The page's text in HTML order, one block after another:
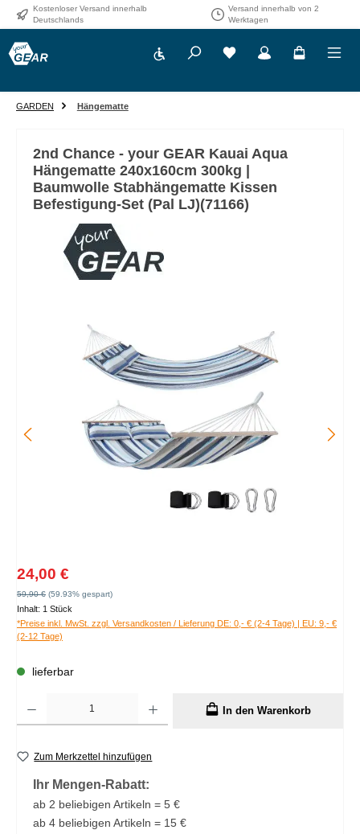
Zum Hauptinhalt springen
Kostenloser Versand innerhalb
Deutschlands
Versand innerhalb von 2
Werktagen
Werkzeugleiste anzeigen
GARDEN Hängematte
2nd Chance - your GEAR Kauai Aqua
Hängematte 240x160cm 300kg |
Baumwolle Stabhängematte Kissen
Befestigung-Set (Pal LJ)(71166)
Bildergalerie überspringen
Verkaufspreis:
24,00 €
Regulärer Preis:
59,90 € (59.93% gespart)
Inhalt: 1 Stück
*Preise inkl. MwSt. zzgl. Versandkosten / Lieferung DE: 0,- € (2-4 Tage) | EU: 9,- €
(2-12 Tage)
lieferbar
In den Warenkorb
Zum Merkzettel hinzufügen
Ihr Mengen-Rabatt:
ab 2 beliebigen Artikeln = 5 €
ab 4 beliebigen Artikeln = 15 €